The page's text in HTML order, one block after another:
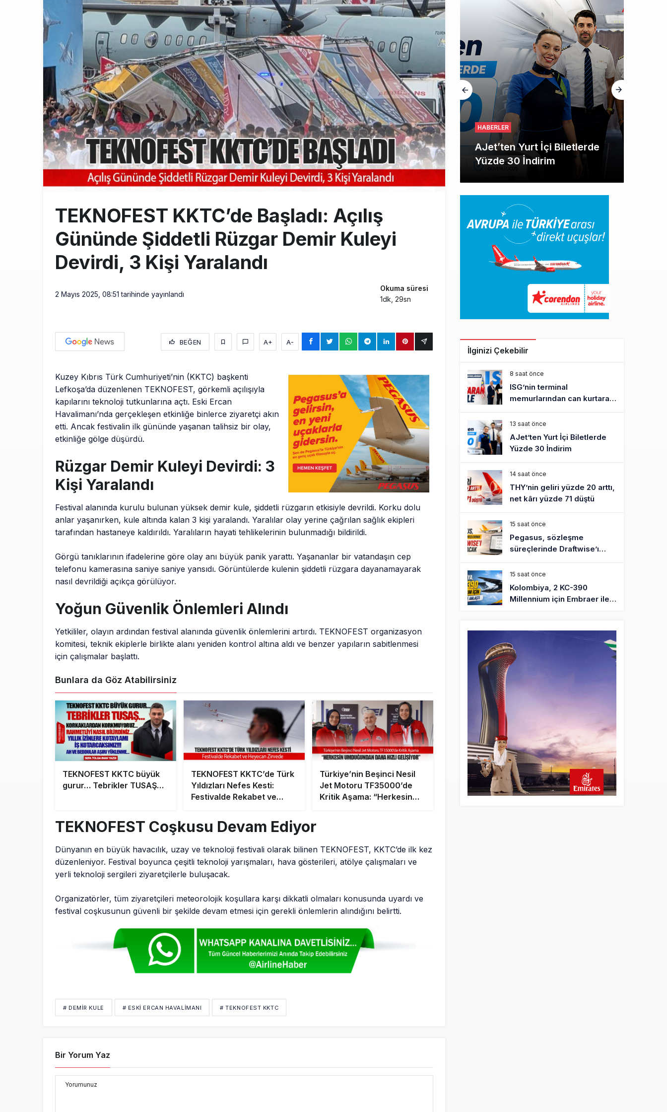
22:26 ASELSAN’ın 6 aylık hasılatı 88,5 milyar TL’ye ulaştı
21:45 THY’de üst düzey atama: Ahmet Esat Hızır kritik göreve getirildi
16:20 ISG’nin terminal memurlarından can kurtaran hamle
TEKNOFEST KKTC’de Başladı: Açılış
Gününde Şiddetli Rüzgar Demir Kuleyi
Devirdi, 3 Kişi Yaralandı
2 Mayıs 2025, 08:51 tarihinde yayınlandı
Okuma süresi
1dk, 29sn
BEĞEN A+ A-
Kuzey Kıbrıs Türk Cumhuriyeti’nin (KKTC) başkenti
Lefkoşa’da düzenlenen TEKNOFEST, görkemli açılışıyla
kapılarını teknoloji tutkunlarına açtı. Eski Ercan
Havalimanı’nda gerçekleşen etkinliğe binlerce ziyaretçi akın
etti. Ancak festivalin ilk gününde yaşanan talihsiz bir olay,
etkinliğe gölge düşürdü.
Rüzgar Demir Kuleyi Devirdi: 3
Kişi Yaralandı
Festival alanında kurulu bulunan yüksek demir kule, şiddetli rüzgarın etkisiyle devrildi. Korku dolu
anlar yaşanırken, kule altında kalan 3 kişi yaralandı. Yaralılar olay yerine çağrılan sağlık ekipleri
tarafından hastaneye kaldırıldı. Yaralıların hayati tehlikelerinin bulunmadığı bildirildi.
Görgü tanıklarının ifadelerine göre olay anı büyük panik yarattı. Yaşananlar bir vatandaşın cep
telefonu kamerasına saniye saniye yansıdı. Görüntülerde kulenin şiddetli rüzgara dayanamayarak
nasıl devrildiği açıkça görülüyor.
Yoğun Güvenlik Önlemleri Alındı
Yetkililer, olayın ardından festival alanında güvenlik önlemlerini artırdı. TEKNOFEST organizasyon
komitesi, teknik ekiplerle birlikte alanı yeniden kontrol altına aldı ve benzer yapıların sabitlenmesi
için çalışmalar başlattı.
Bunlara da Göz Atabilirsiniz
TEKNOFEST KKTC büyük
gurur… Tebrikler TUSAŞ…
TEKNOFEST KKTC’de Türk
Yıldızları Nefes Kesti:
Festivalde Rekabet ve
Türkiye’nin Beşinci Nesil
Jet Motoru TF35000’de
Kritik Aşama: “Herkesin
TEKNOFEST Coşkusu Devam Ediyor
Dünyanın en büyük havacılık, uzay ve teknoloji festivali olarak bilinen TEKNOFEST, KKTC’de ilk kez
düzenleniyor. Festival boyunca çeşitli teknoloji yarışmaları, hava gösterileri, atölye çalışmaları ve
yerli teknoloji sergileri ziyaretçilerle buluşacak.
Organizatörler, tüm ziyaretçileri meteorolojik koşullara karşı dikkatli olmaları konusunda uyardı ve
festival coşkusunun güvenli bir şekilde devam etmesi için gerekli önlemlerin alındığını belirtti.
# DEMIR KULE # ESKI ERCAN HAVALIMANI # TEKNOFEST KKTC
Bir Yorum Yaz
Yorumunuz
HABERLER
AJet’ten Yurt İçi Biletlerde
Yüzde 30 İndirim
İlginizi Çekebilir
8 saat önce
ISG’nin terminal
memurlarından can kurtaran
hamle
13 saat önce
AJet’ten Yurt İçi Biletlerde
Yüzde 30 İndirim
14 saat önce
THY’nin geliri yüzde 20 arttı,
net kârı yüzde 71 düştü
15 saat önce
Pegasus, sözleşme
süreçlerinde Draftwise’ı
kullanacak
15 saat önce
Kolombiya, 2 KC-390
Millennium için Embraer ile
Üniversite adayı avlanma ve
aldanma! Yazıcıoğlu Kazası
19 yıl sonra sil baştan SHGM
yönetiminin hiç mi kusuru
yok?